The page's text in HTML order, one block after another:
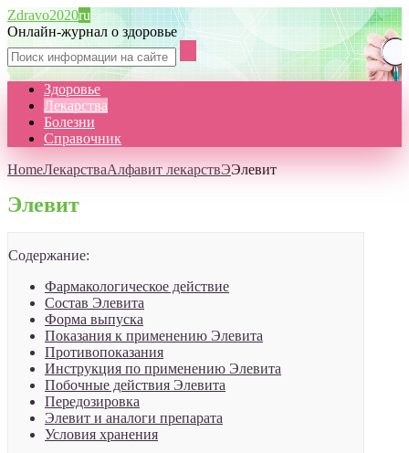
Zdravo2020ru
Онлайн-журнал о здоровье
Здоровье
Лекарства
Болезни
Справочник
HomeЛекарстваАлфавит лекарствЭЭлевит
Элевит
Содержание:
Фармакологическое действие
Состав Элевита
Форма выпуска
Показания к применению Элевита
Противопоказания
Инструкция по применению Элевита
Побочные действия Элевита
Передозировка
Элевит и аналоги препарата
Условия хранения